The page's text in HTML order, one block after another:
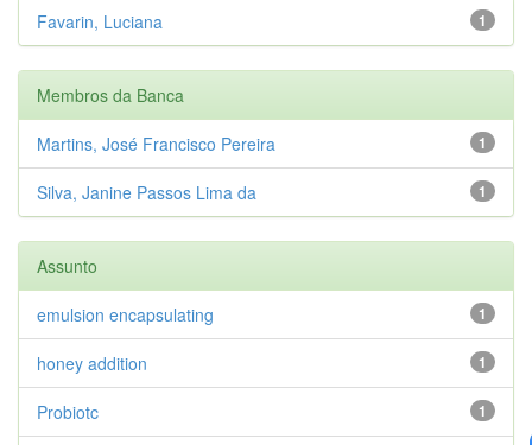
1
Favarin, Luciana
Membros da Banca
1
Martins, José Francisco Pereira
1
Silva, Janine Passos Lima da
Assunto
1
emulsion encapsulating
1
honey addition
1
Probiotc